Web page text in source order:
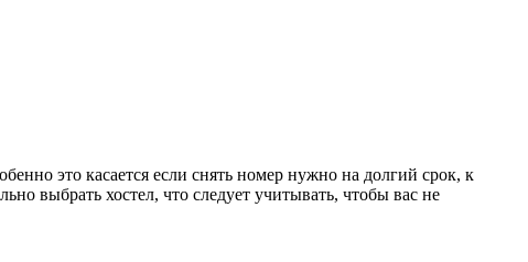
это касается если снять номер нужно на долгий срок, к
выбрать хостел, что следует учитывать, чтобы вас не